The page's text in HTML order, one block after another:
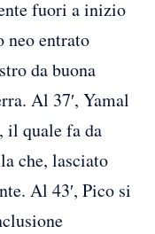
fuori a inizio
neo entrato
da buona
Al 37′, Yamal
il quale fa da
che, lasciato
Al 43′, Pico si